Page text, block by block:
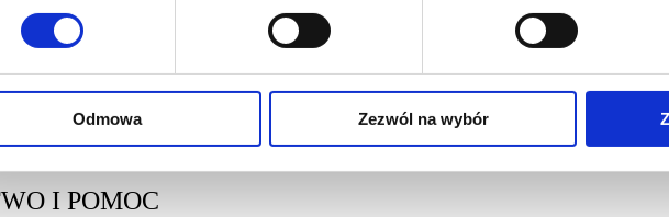
Odmowa Zezwól na wybór
może otworzyć ci drzwi do nowych możliwości biznesowych, przyczynić się do rozwoju
– pomóc ci zdobyć dodatkową wiedzę.
dostęp do pozyskiwania nowych partnerów biznesowych czy podwykonawców, a także
projektów z kolejnymi klientami.
I POMOC